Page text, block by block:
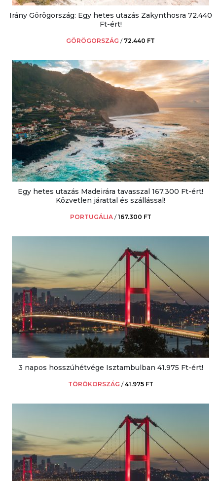
Irány Görögország: Egy hetes utazás Zakynthosra 72.440
Ft-ért!
GÖRÖGORSZÁG / 72.440 FT
Egy hetes utazás Madeirára tavasszal 167.300 Ft-ért!
Közvetlen járattal és szállással!
PORTUGÁLIA /167.300 FT
3 napos hosszúhétvége Isztambulban 41.975 Ft-ért!
TÖRÖKORSZÁG /41.975 FT